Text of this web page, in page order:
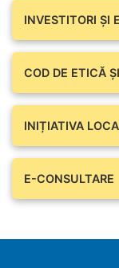
INVESTITORI ȘI
COD DE ETICĂ
INIȚIATIVA
E-CONSULTARE